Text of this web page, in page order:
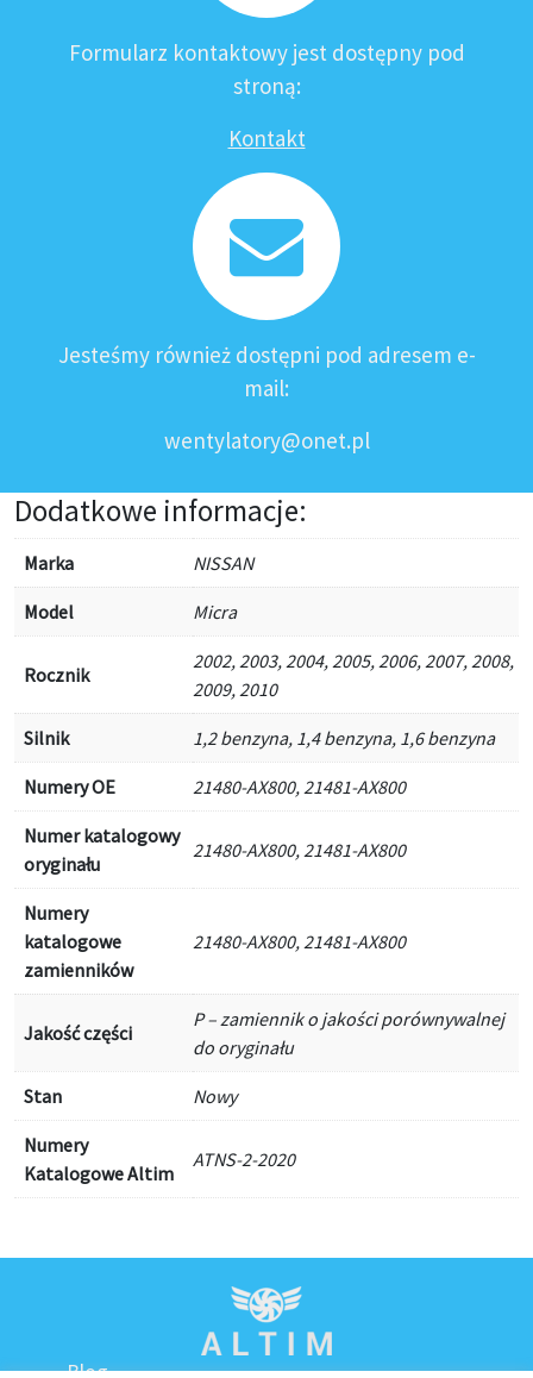
Formularz kontaktowy jest dostępny pod
stroną:
Kontakt
Jesteśmy również dostępni pod adresem e-
mail:
wentylatory@onet.pl
Dodatkowe informacje:
Marka NISSAN
Model Micra
Rocznik
2002, 2003, 2004, 2005, 2006, 2007, 2008,
2009, 2010
Silnik 1,2 benzyna, 1,4 benzyna, 1,6 benzyna
Numery OE 21480-AX800, 21481-AX800
Numer katalogowy
oryginału
21480-AX800, 21481-AX800
Numery
katalogowe
zamienników
21480-AX800, 21481-AX800
Jakość części
P – zamiennik o jakości porównywalnej
do oryginału
Stan Nowy
Numery
Katalogowe Altim
ATNS-2-2020
Blog